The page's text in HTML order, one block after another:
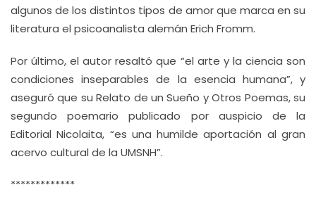
algunos de los distintos tipos de amor que marca en su
literatura el psicoanalista alemán Erich Fromm.
Por último, el autor resaltó que “el arte y la ciencia son
condiciones inseparables de la esencia humana”, y
aseguró que su Relato de un Sueño y Otros Poemas, su
segundo poemario publicado por auspicio de la
Editorial Nicolaita, “es una humilde aportación al gran
acervo cultural de la UMSNH”.
*************